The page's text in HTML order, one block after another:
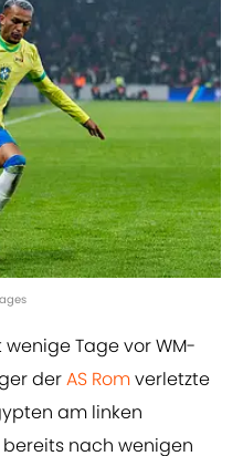
Tage vor WM-
derAS Romverletzte
am linken
nach wenigen